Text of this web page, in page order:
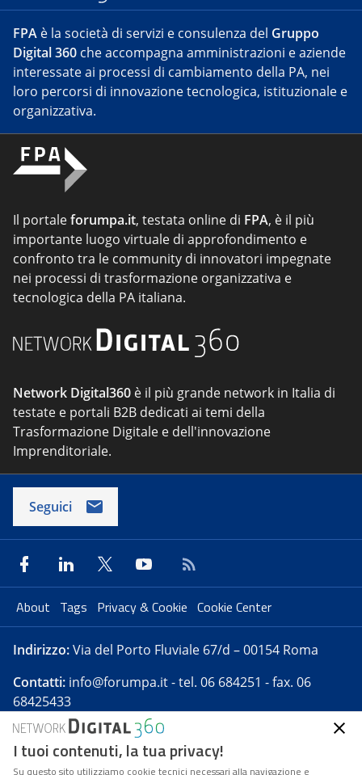
FPA è la società di servizi e consulenza del Gruppo
Digital 360 che accompagna amministrazioni e aziende
interessate ai processi di cambiamento della PA, nei
loro percorsi di innovazione tecnologica, istituzionale e
organizzativa.
Il portaleforumpa.it, testata online di FPA, è il più
importante luogo virtuale di approfondimento e
confronto tra le community di innovatori impegnate
nei processi di trasformazione organizzativa e
tecnologica della PA italiana.
Network Digital360 è il più grande network in Italia di
testate e portali B2B dedicati ai temi della
Trasformazione Digitale e dell'innovazione
Imprenditoriale.
Seguici
About Tags Privacy & Cookie Cookie Center
Indirizzo:Via del Porto Fluviale 67/d – 00154 Roma
Contatti: info@forumpa.it- tel. 06 684251 - fax. 06
68425433
Forumpa.itè una pubblicazione telematica iscritta
presso Registro della stampa del Tribunale di Roma -
I tuoi contenuti, la tua privacy!
Su questo sito utilizziamo cookie tecnici necessari alla navigazione e